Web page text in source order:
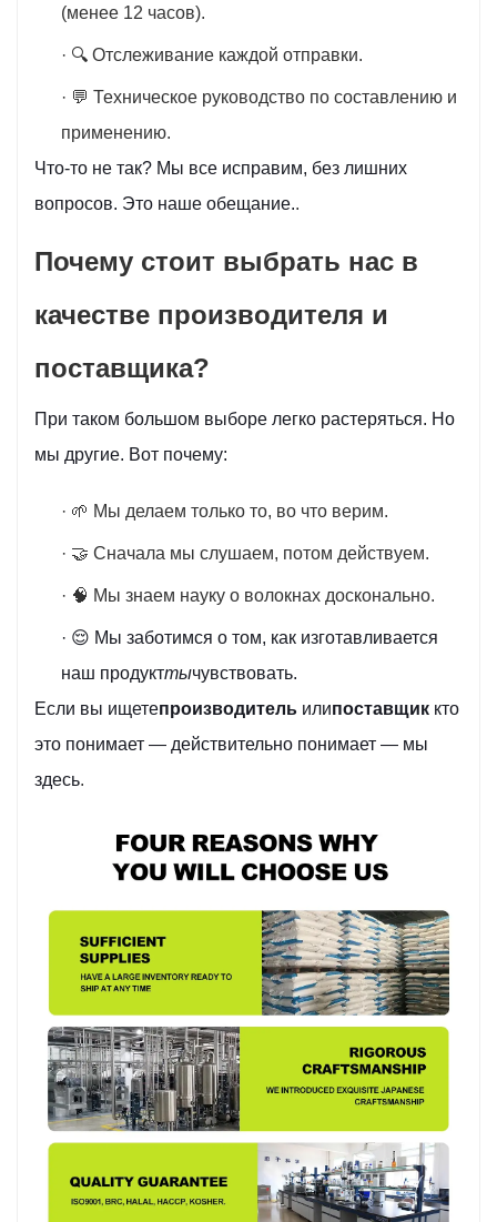
(менее 12 часов).
· 🔍 Отслеживание каждой отправки.
· 💬 Техническое руководство по составлению и
применению.
Что-то не так? Мы все исправим, без лишних
вопросов. Это наше обещание..
Почему стоит выбрать нас в
качестве производителя и
поставщика?
При таком большом выборе легко растеряться. Но
мы другие. Вот почему:
· 🌱 Мы делаем только то, во что верим.
· 🤝 Сначала мы слушаем, потом действуем.
· 🧠 Мы знаем науку о волокнах досконально.
· 😌 Мы заботимся о том, как изготавливается
наш продукттычувствовать.
Если вы ищетепроизводитель илипоставщик кто
это понимает — действительно понимает — мы
здесь.